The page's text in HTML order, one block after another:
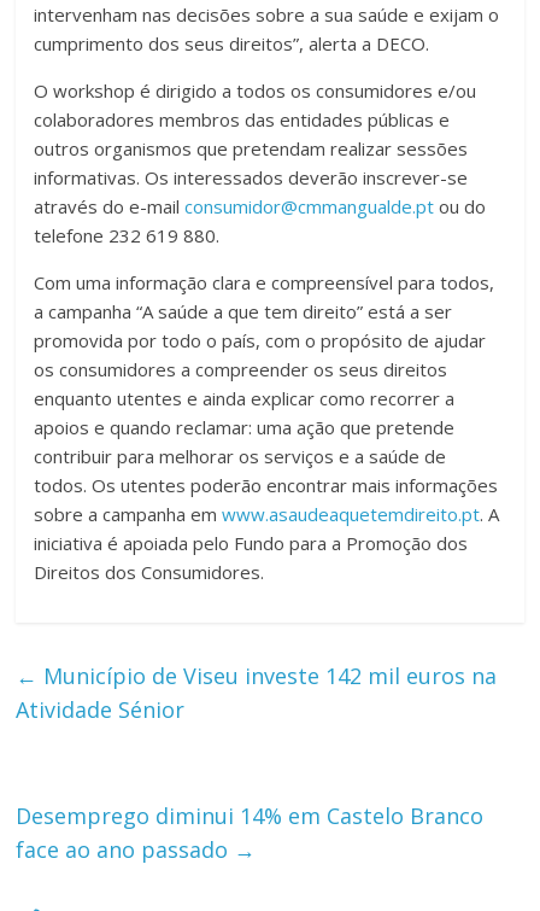
intervenham nas decisões sobre a sua saúde e exijam o
cumprimento dos seus direitos”, alerta a DECO.
O workshop é dirigido a todos os consumidores e/ou
colaboradores membros das entidades públicas e
outros organismos que pretendam realizar sessões
informativas. Os interessados deverão inscrever-se
através do e-mailconsumidor@cmmangualde.pt ou do
telefone 232 619 880.
Com uma informação clara e compreensível para todos,
a campanha “A saúde a que tem direito” está a ser
promovida por todo o país, com o propósito de ajudar
os consumidores a compreender os seus direitos
enquanto utentes e ainda explicar como recorrer a
apoios e quando reclamar: uma ação que pretende
contribuir para melhorar os serviços e a saúde de
todos. Os utentes poderão encontrar mais informações
sobre a campanha emwww.asaudeaquetemdireito.pt. A
iniciativa é apoiada pelo Fundo para a Promoção dos
Direitos dos Consumidores.
← Município de Viseu investe 142 mil euros na
Atividade Sénior
Desemprego diminui 14% em Castelo Branco
face ao ano passado →